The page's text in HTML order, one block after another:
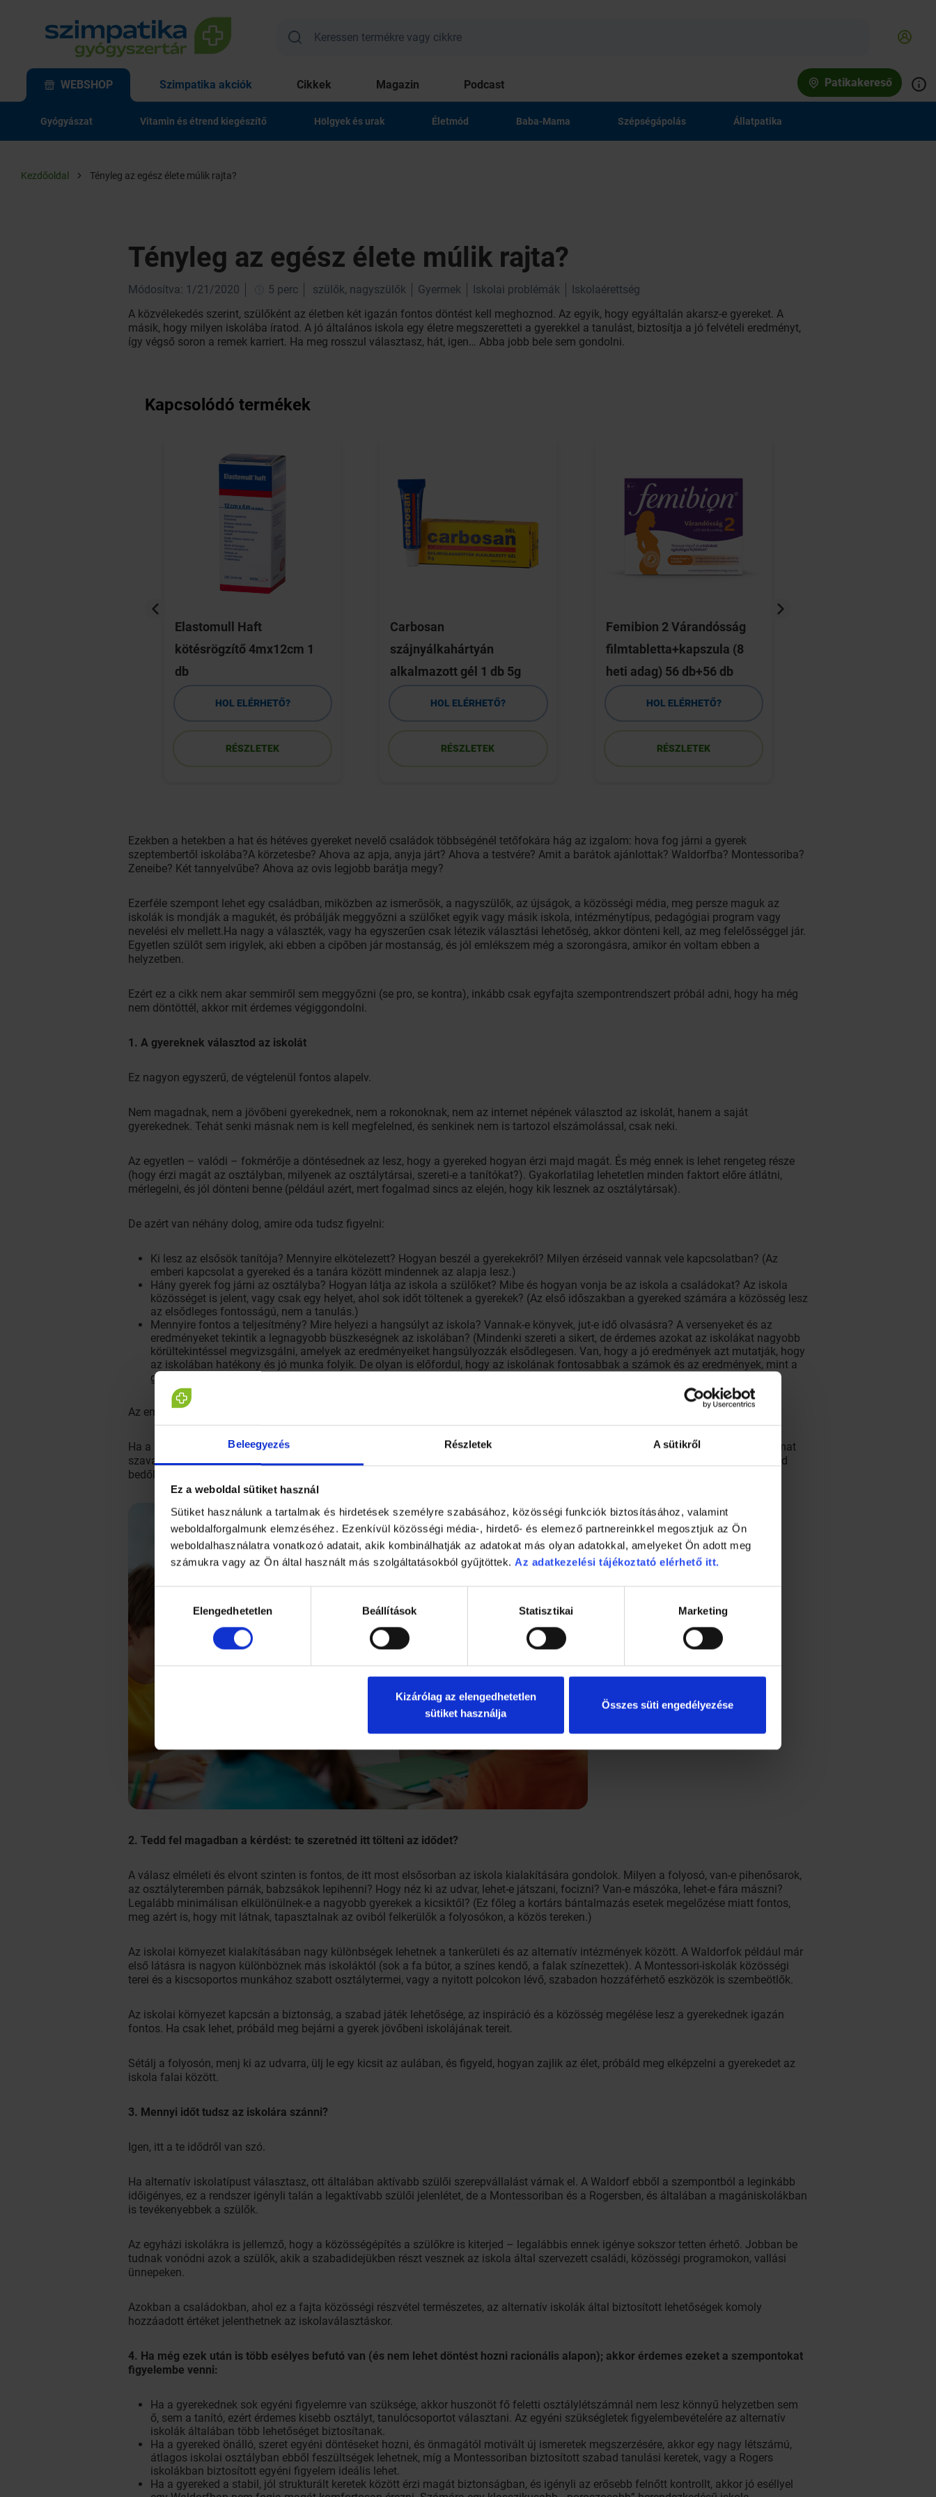
Beleegyezés Részletek A sütikről
Ez a weboldal sütiket használ
Sütiket használunk a tartalmak és hirdetések személyre szabásához, közösségi funkciók biztosításához, valamint
weboldalforgalmunk elemzéséhez. Ezenkívül közösségi média-, hirdető- és elemező partnereinkkel megosztjuk az Ön
weboldalhasználatra vonatkozó adatait, akik kombinálhatják az adatokat más olyan adatokkal, amelyeket Ön adott meg
számukra vagy az Ön által használt más szolgáltatásokból gyűjtöttek. Az adatkezelési tájékoztató elérhető itt.
kiválasztásaElengedhetetlen Beállítások Statisztikai Marketing
Kizárólag az elengedhetetlen
sütiket használja
Összes süti engedélyezése
WEBSHOP Szimpatika akciók Cikkek Magazin Podcast Patikakereső
Gyógyászat Vitamin és étrend kiegészítő Hölgyek és urak Életmód Baba-Mama Szépségápolás Állatpatika
Kezdőoldal Tényleg az egész élete múlik rajta?
Tényleg az egész élete múlik rajta?
Módosítva: 1/21/2020 5 perc szülők, nagyszülők Gyermek Iskolai problémák
Iskolaérettség
A közvélekedés szerint, szülőként az életben két igazán fontos döntést kell meghoznod. Az egyik, hogy egyáltalán akarsz-e gyereket. A
másik, hogy milyen iskolába íratod. A jó általános iskola egy életre megszeretteti a gyerekkel a tanulást, biztosítja a jó felvételi eredményt,
így végső soron a remek karriert. Ha meg rosszul választasz, hát, igen… Abba jobb bele sem gondolni.
Kapcsolódó termékek
Elastomull Haft
kötésrögzítő 4mx12cm 1
db
HOL ELÉRHETŐ?
RÉSZLETEK
Carbosan
szájnyálkahártyán
alkalmazott gél 1 db 5g
HOL ELÉRHETŐ?
RÉSZLETEK
Femibion 2 Várandósság
filmtabletta+kapszula (8
heti adag) 56 db+56 db
HOL ELÉRHETŐ?
RÉSZLETEK
Ezekben a hetekben a hat és hétéves gyereket nevelő családok többségénél tetőfokára hág az izgalom: hova fog járni a gyerek
szeptembertől iskolába?A körzetesbe? Ahova az apja, anyja járt? Ahova a testvére? Amit a barátok ajánlottak? Waldorfba? Montessoriba?
Zeneibe? Két tannyelvűbe? Ahova az ovis legjobb barátja megy?
Ezerféle szempont lehet egy családban, miközben az ismerősök, a nagyszülők, az újságok, a közösségi média, meg persze maguk az
iskolák is mondják a magukét, és próbálják meggyőzni a szülőket egyik vagy másik iskola, intézménytípus, pedagógiai program vagy
nevelési elv mellett.Ha nagy a választék, vagy ha egyszerűen csak létezik választási lehetőség, akkor dönteni kell, az meg felelősséggel jár.
Egyetlen szülőt sem irigylek, aki ebben a cipőben jár mostanság, és jól emlékszem még a szorongásra, amikor én voltam ebben a
helyzetben.
Ezért ez a cikk nem akar semmiről sem meggyőzni (se pro, se kontra), inkább csak egyfajta szempontrendszert próbál adni, hogy ha még
nem döntöttél, akkor mit érdemes végiggondolni.
1. A gyereknek választod az iskolát
Ez nagyon egyszerű, de végtelenül fontos alapelv.
Nem magadnak, nem a jövőbeni gyerekednek, nem a rokonoknak, nem az internet népének választod az iskolát, hanem a saját
gyerekednek. Tehát senki másnak nem is kell megfelelned, és senkinek nem is tartozol elszámolással, csak neki.
Az egyetlen – valódi – fokmérője a döntésednek az lesz, hogy a gyereked hogyan érzi majd magát. És még ennek is lehet rengeteg része
(hogy érzi magát az osztályban, milyenek az osztálytársai, szereti-e a tanítókat?). Gyakorlatilag lehetetlen minden faktort előre átlátni,
mérlegelni, és jól dönteni benne (például azért, mert fogalmad sincs az elején, hogy kik lesznek az osztálytársak).
De azért van néhány dolog, amire oda tudsz figyelni:
Ki lesz az elsősök tanítója? Mennyire elkötelezett? Hogyan beszél a gyerekekről? Milyen érzéseid vannak vele kapcsolatban? (Az
emberi kapcsolat a gyereked és a tanára között mindennek az alapja lesz.)
Hány gyerek fog járni az osztályba? Hogyan látja az iskola a szülőket? Mibe és hogyan vonja be az iskola a családokat? Az iskola
közösséget is jelent, vagy csak egy helyet, ahol sok időt töltenek a gyerekek? (Az első időszakban a gyereked számára a közösség lesz
az elsődleges fontosságú, nem a tanulás.)
Mennyire fontos a teljesítmény? Mire helyezi a hangsúlyt az iskola? Vannak-e könyvek, jut-e idő olvasásra? A versenyeket és az
eredményeket tekintik a legnagyobb büszkeségnek az iskolában? (Mindenki szereti a sikert, de érdemes azokat az iskolákat nagyobb
körültekintéssel megvizsgálni, amelyek az eredményeiket hangsúlyozzák elsődlegesen. Van, hogy a jó eredmények azt mutatják, hogy
az iskolában hatékony és jó munka folyik. De olyan is előfordul, hogy az iskolának fontosabbak a számok és az eredmények, mint a
gyerekek.)
Az emberi kapcsolatok, a gyerekekre való odafigyelés bármilyen intézményi struktúrában kialakítható.
Ha a fenti kérdésekre megnyugtató választ ad a hozzátok legközelebbi teljesen „normális” körzetes iskola, akkor érdemes nekik bizalmat
szavazni. És ha egy „jó nevű” elitiskola, vagy alternatív suli kapcsán nincsenek jó érzéseid a tanítóval kapcsolatban, akkor nem szabad
bedőlni a címkéknek meg a névtáblának – onnan menni kell.
2. Tedd fel magadban a kérdést: te szeretnéd itt tölteni az idődet?
A válasz elméleti és elvont szinten is fontos, de itt most elsősorban az iskola kialakítására gondolok. Milyen a folyosó, van-e pihenősarok,
az osztályteremben párnák, babzsákok lepihenni? Hogy néz ki az udvar, lehet-e játszani, focizni? Van-e mászóka, lehet-e fára mászni?
Legalább minimálisan elkülönülnek-e a nagyobb gyerekek a kicsiktől? (Ez főleg a kortárs bántalmazás esetek megelőzése miatt fontos,
meg azért is, hogy mit látnak, tapasztalnak az oviból felkerülők a folyosókon, a közös tereken.)
Az iskolai környezet kialakításában nagy különbségek lehetnek a tankerületi és az alternatív intézmények között. A Waldorfok például már
első látásra is nagyon különböznek más iskoláktól (sok a fa bútor, a színes kendő, a falak színezettek). A Montessori-iskolák közösségi
terei és a kiscsoportos munkához szabott osztálytermei, vagy a nyitott polcokon lévő, szabadon hozzáférhető eszközök is szembeötlők.
Az iskolai környezet kapcsán a biztonság, a szabad játék lehetősége, az inspiráció és a közösség megélése lesz a gyerekednek igazán
fontos. Ha csak lehet, próbáld meg bejárni a gyerek jövőbeni iskolájának tereit.
Sétálj a folyosón, menj ki az udvarra, ülj le egy kicsit az aulában, és figyeld, hogyan zajlik az élet, próbáld meg elképzelni a gyerekedet az
iskola falai között.
3. Mennyi időt tudsz az iskolára szánni?
Igen, itt a te idődről van szó.
Ha alternatív iskolatípust választasz, ott általában aktívabb szülői szerepvállalást várnak el. A Waldorf ebből a szempontból a leginkább
időigényes, ez a rendszer igényli talán a legaktívabb szülői jelenlétet, de a Montessoriban és a Rogersben, és általában a magániskolákban
is tevékenyebbek a szülők.
Az egyházi iskolákra is jellemző, hogy a közösségépítés a szülőkre is kiterjed – legalábbis ennek igénye sokszor tetten érhető. Jobban be
tudnak vonódni azok a szülők, akik a szabadidejükben részt vesznek az iskola által szervezett családi, közösségi programokon, vallási
ünnepeken.
Azokban a családokban, ahol ez a fajta közösségi részvétel természetes, az alternatív iskolák által biztosított lehetőségek komoly
hozzáadott értéket jelenthetnek az iskolaválasztáskor.
4. Ha még ezek után is több esélyes befutó van (és nem lehet döntést hozni racionális alapon); akkor érdemes ezeket a szempontokat
figyelembe venni:
Ha a gyerekednek sok egyéni figyelemre van szüksége, akkor huszonöt fő feletti osztálylétszámnál nem lesz könnyű helyzetben sem
ő, sem a tanító, ezért érdemes kisebb osztályt, tanulócsoportot választani. Az egyéni szükségletek figyelembevételére az alternatív
iskolák általában több lehetőséget biztosítanak.
Ha a gyereked önálló, szeret egyéni döntéseket hozni, és önmagától motivált új ismeretek megszerzésére, akkor egy nagy létszámú,
átlagos iskolai osztályban ebből feszültségek lehetnek, míg a Montessoriban biztosított szabad tanulási keretek, vagy a Rogers
iskolákban biztosított egyéni figyelem ideális lehet.
Ha a gyereked a stabil, jól strukturált keretek között érzi magát biztonságban, és igényli az erősebb felnőtt kontrollt, akkor jó eséllyel